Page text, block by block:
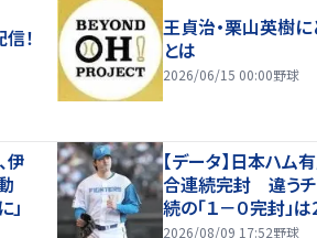
！
王貞治・栗山英樹
とは
2026/06/15 00:00野球
伊
【データ】日本ハム
合連続完封 違うチ
続の「１－０完封」
2026/08/09 17:52野球